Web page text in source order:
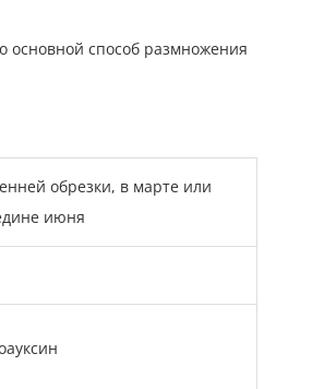
основной способ размножения
обрезки, в марте или
июня